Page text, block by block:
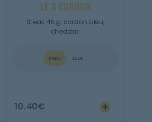
LE B CORDON
Steak 45g, cordon bleu,
cheddar.
MENU SEUL
10.40€